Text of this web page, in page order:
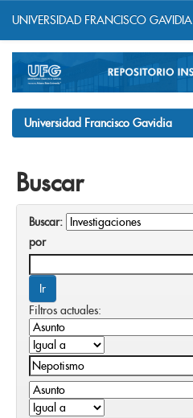
navigation
UNIVERSIDAD FRANCISCO GAVIDIA
Universidad Francisco Gavidia
Buscar
Buscar:
por
Filtros actuales: